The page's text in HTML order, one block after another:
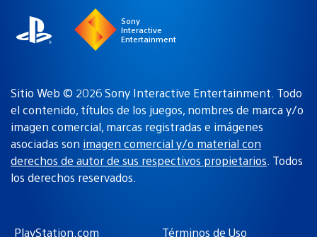
Sony
Interactive
Entertainment
Sitio Web © 2026 Sony Interactive Entertainment. Todo
el contenido, títulos de los juegos, nombres de marca y/o
imagen comercial, marcas registradas e imágenes
asociadas son imagen comercial y/o material con
derechos de autor de sus respectivos propietarios. Todos
los derechos reservados.
PlayStation.com Términos de Uso